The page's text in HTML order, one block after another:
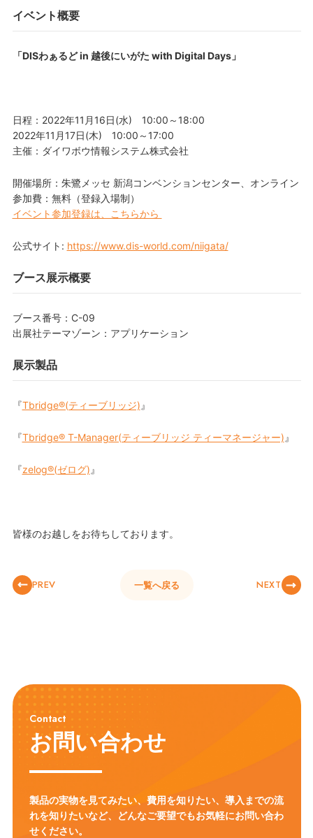
イベント概要
「DISわぁるど in 越後にいがた with Digital Days」
日程：2022年11月16日(水) 10:00～18:00
2022年11月17日(木) 10:00～17:00
主催：ダイワボウ情報システム株式会社
開催場所：朱鷺メッセ 新潟コンベンションセンター、オンライン
参加費：無料（登録入場制）
イベント参加登録は、こちらから
公式サイト: https://www.dis-world.com/niigata/
ブース展示概要
ブース番号：C-09
出展社テーマゾーン：アプリケーション
展示製品
『Tbridge®(ティーブリッジ) 』
『Tbridge® T-Manager(ティーブリッジ ティーマネージャー) 』
『zelog®︎(ゼログ) 』
皆様のお越しをお待ちしております。
PREV 一覧へ戻る NEXT
Contact
お問い合わせ
製品の実物を見てみたい、費用を知りたい、導入までの流
れを知りたいなど、
どんなご要望でもお気軽にお問い合わ
せください。